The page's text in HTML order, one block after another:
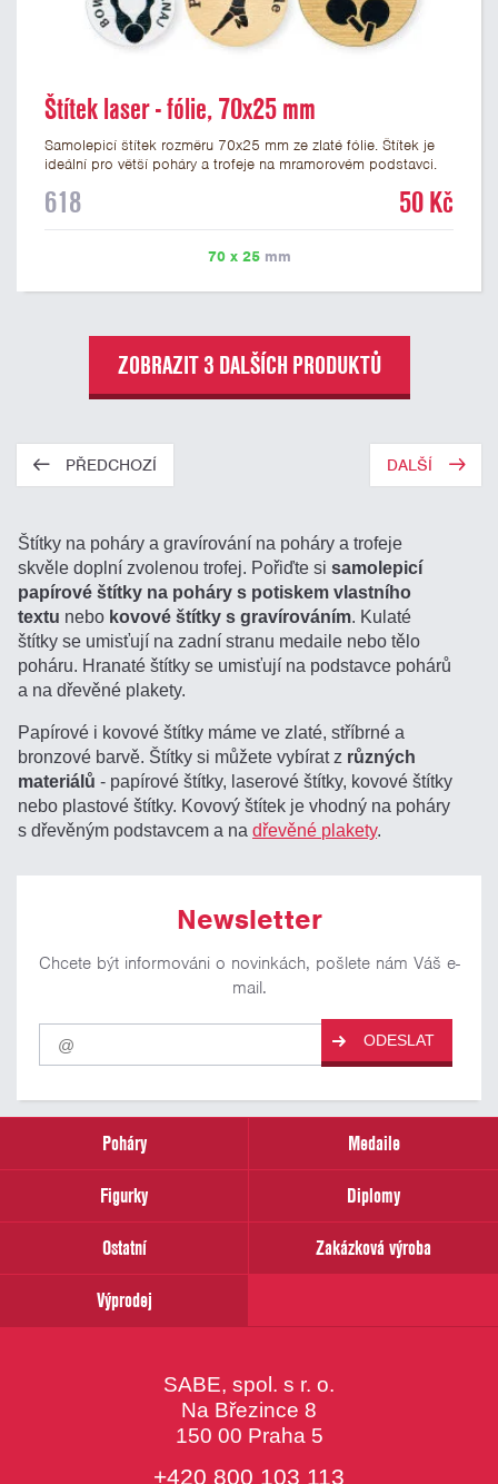
Štítek laser - fólie, 70x25 mm
Samolepicí štítek rozměru 70x25 mm ze zlaté fólie. Štítek je
ideální pro větší poháry a trofeje na mramorovém podstavci.
textu doporučujeme maximálně 3 řádky, aby byla zachována
prvním kroku objednávky.
618 50 Kč
70 x 25mm
ZOBRAZIT 3 DALŠÍCH PRODUKTŮ
PŘEDCHOZÍ DALŠÍ
Štítky na poháry a gravírování na poháry a trofeje
skvěle doplní zvolenou trofej. Pořiďte sisamolepicí
papírové štítky na poháry s potiskem vlastního
textu nebo kovové štítky s gravírováním. Kulaté
štítky se umisťují na zadní stranu medaile nebo tělo
poháru. Hranaté štítky se umisťují na podstavce pohárů
a na dřevěné plakety.
Papírové i kovové štítky máme ve zlaté, stříbrné a
bronzové barvě. Štítky si můžete vybírat z různých
materiálů - papírové štítky, laserové štítky, kovové štítky
nebo plastové štítky. Kovový štítek je vhodný na poháry
s dřevěným podstavcem a nadřevěné plakety.
Newsletter
Chcete být informováni o novinkách, pošlete nám Váš e-
mail.
Pro
odběr
našich
email
ODESLAT
Poháry
Medaile
Figurky
Diplomy
Ostatní
Zakázková výroba
Výprodej
SABE, spol. s r. o.
Na Březince 8
150 00 Praha 5
+420 800 103 113